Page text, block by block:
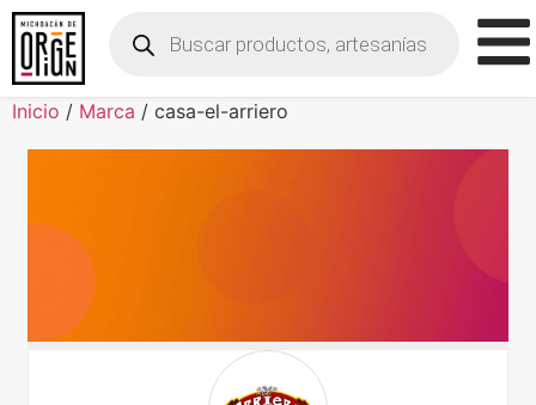
Inicio / Marca / casa-el-arriero